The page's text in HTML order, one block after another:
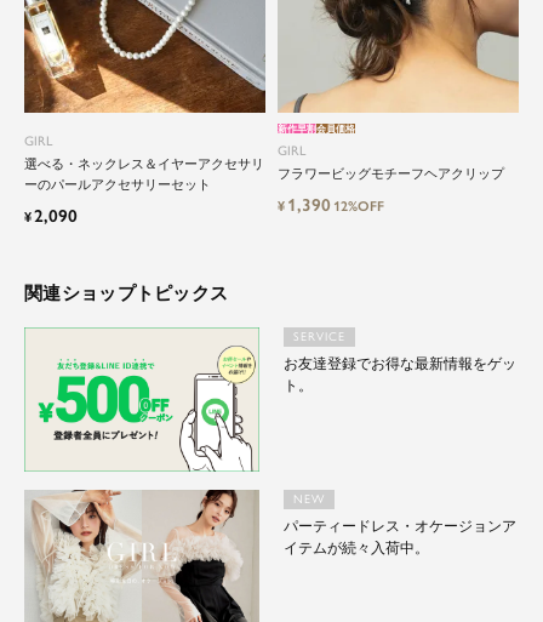
ドガールです。
GIRL
選べる・ネックレス＆イヤーアクセサリ
ーのパールアクセサリーセット
¥2,090
GIRL
フラワービッグモチーフヘアクリップ
新作早割会員価格
¥ 1,390 12%OFF
関連ショップトピックス
SERVICE
お友達登録でお得な最新情報をゲッ
ト。
NEW
パーティードレス・オケージョンア
イテムが続々入荷中。